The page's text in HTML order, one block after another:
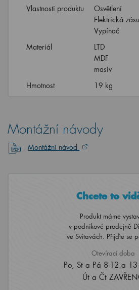
Vlastnosti produktu
Osvětlení
Elektrická
Vypínač
Materiál
LTD
MDF
masiv
Hmotnost
19 kg
Montážní návody
Montážní návod
Chcete to
Produkt máme
v podnikové prodejně
ve Svitavách. Přijďte se
Otevírací doba
Po, St a Pá 8-12 a
Út a Čt